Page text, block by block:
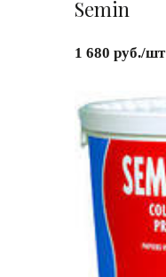
Semin
1 680 руб./шт